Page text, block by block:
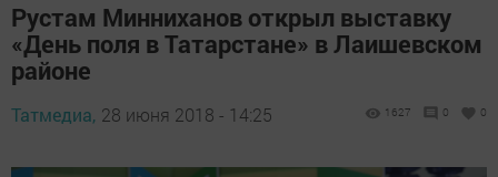
Рустам Минниханов открыл выставку
«День поля в Татарстане» в Лаишевском
районе
Татмедиа, 28 июня 2018 - 14:25 1627 0 0